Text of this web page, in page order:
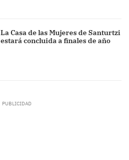
La Casa de las Mujeres de Santurtzi
estará concluida a finales de año